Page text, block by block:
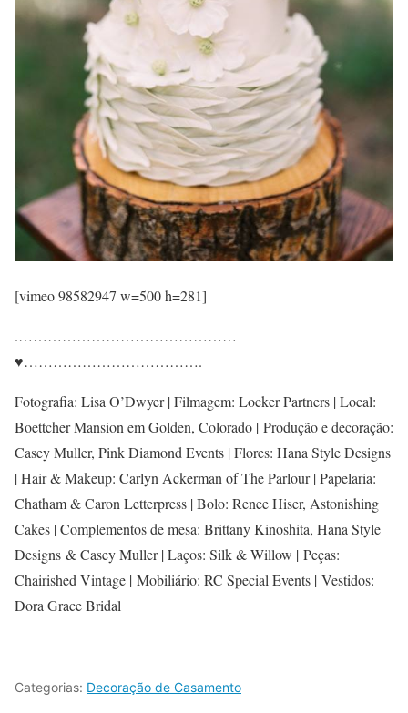
[vimeo 98582947 w=500 h=281]
.………………………………………
♥……………………………….
Fotografia: Lisa O’Dwyer | Filmagem: Locker Partners | Local:
Boettcher Mansion em Golden, Colorado | Produção e decoração:
Casey Muller, Pink Diamond Events | Flores: Hana Style Designs
| Hair & Makeup: Carlyn Ackerman of The Parlour | Papelaria:
Chatham & Caron Letterpress | Bolo: Renee Hiser, Astonishing
Cakes | Complementos de mesa: Brittany Kinoshita, Hana Style
Designs & Casey Muller | Laços: Silk & Willow | Peças:
Chairished Vintage | Mobiliário: RC Special Events | Vestidos:
Dora Grace Bridal
Categorias: Decoração de Casamento